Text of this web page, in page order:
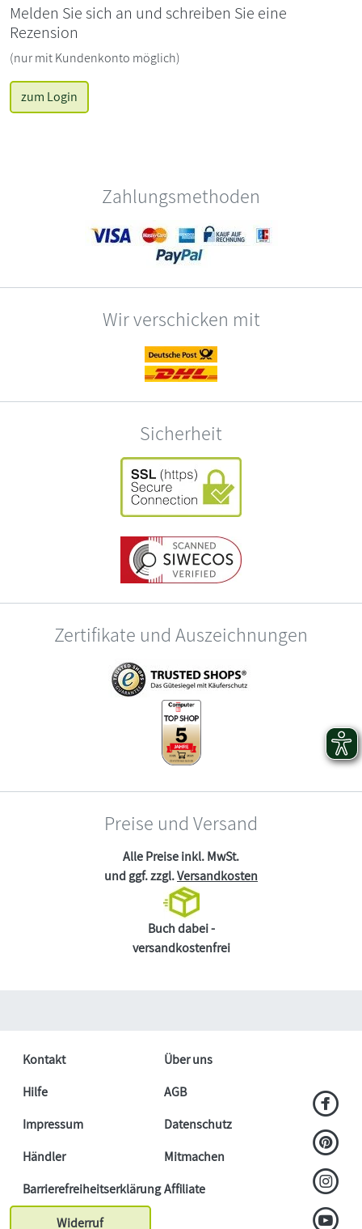
Melden Sie sich an und schreiben Sie eine
Rezension
(nur mit Kundenkonto möglich)
zum Login
Zahlungsmethoden
Wir verschicken mit
Sicherheit
Zertifikate und Auszeichnungen
Preise und Versand
Alle Preise inkl. MwSt.
und ggf. zzgl.Versandkosten
Buch dabei -
versandkostenfrei
Kontakt
Über uns
Hilfe
AGB
Impressum
Datenschutz
Händler
Mitmachen
BarrierefreiheitserklärungAffiliate
Widerruf